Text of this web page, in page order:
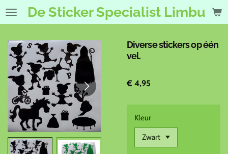
Ga
de
hoofdinhoud
De Sticker Specialist Limburg
Diverse stickers op één
vel.
€ 4,95
Kleur